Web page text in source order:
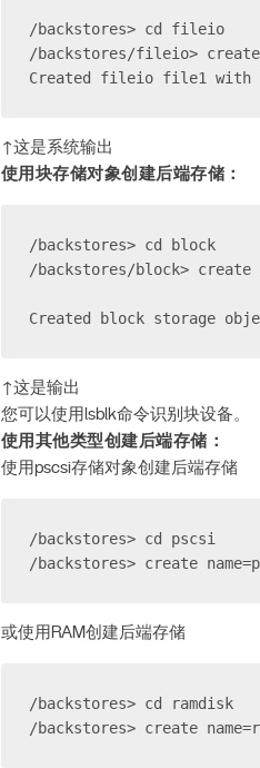
/backstores> cd fileio
/backstores/fileio> create
Created fileio file1 with
↑这是系统输出
使用块存储对象创建后端存储：
/backstores> cd block
/backstores/block> create
Created block storage
↑这是输出
您可以使用lsblk命令识别块设备。
使用其他类型创建后端存储：
使用pscsi存储对象创建后端存储
/backstores> cd pscsi
/backstores> create
或使用RAM创建后端存储
/backstores> cd ramdisk
/backstores> create